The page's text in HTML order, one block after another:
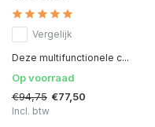
Vergelijk
Deze multifunctionele c...
Op voorraad
€94,75 €77,50
Incl. btw